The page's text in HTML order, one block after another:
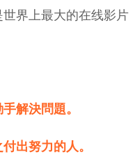
界上最大的在线影片
解決問題。
出努力的人。